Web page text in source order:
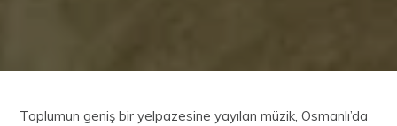
Toplumun geniş bir yelpazesine yayılan müzik, Osmanlı’da